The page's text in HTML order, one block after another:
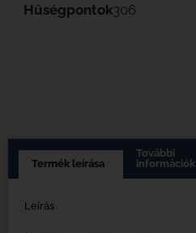
Hűségpontok306
Termék leírása
További
információk
Leírás